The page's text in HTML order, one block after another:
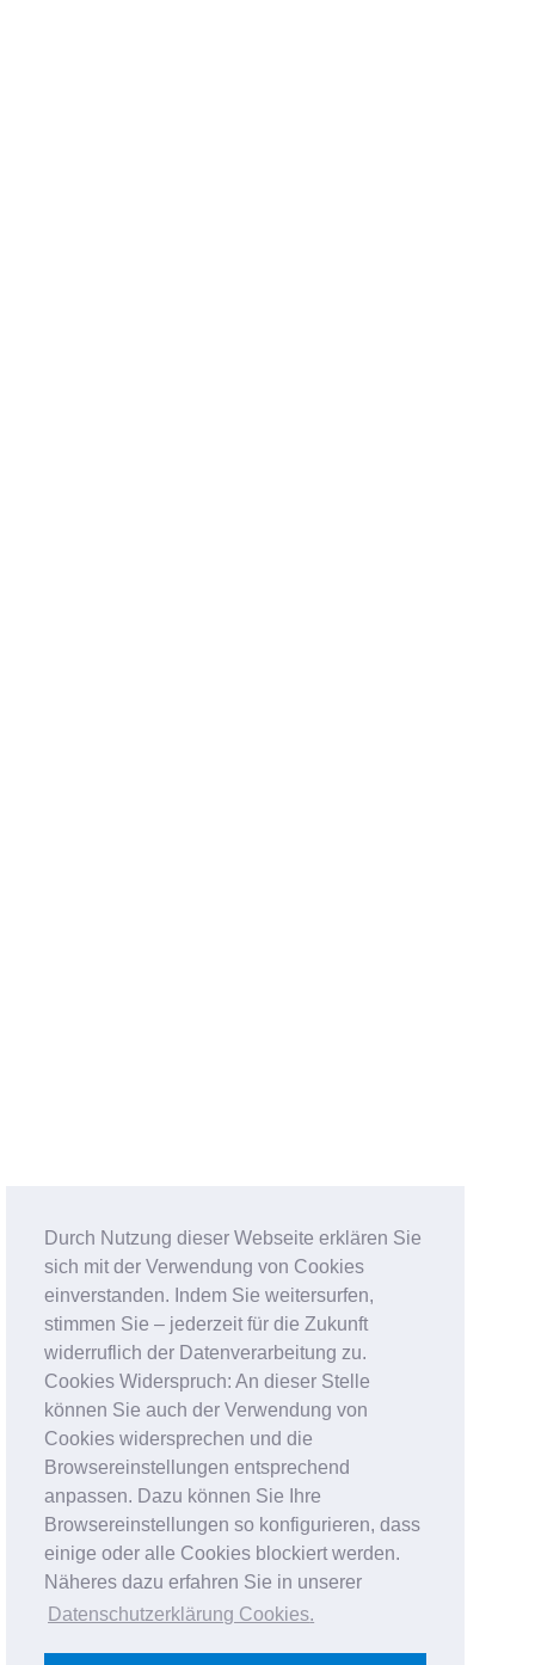
Durch Nutzung dieser Webseite erklären Sie
sich mit der Verwendung von Cookies
einverstanden. Indem Sie weitersurfen,
stimmen Sie – jederzeit für die Zukunft
widerruflich der Datenverarbeitung zu.
Cookies Widerspruch: An dieser Stelle
können Sie auch der Verwendung von
Cookies widersprechen und die
Browsereinstellungen entsprechend
anpassen. Dazu können Sie Ihre
Browsereinstellungen so konfigurieren, dass
einige oder alle Cookies blockiert werden.
Näheres dazu erfahren Sie in unserer
Datenschutzerklärung Cookies.